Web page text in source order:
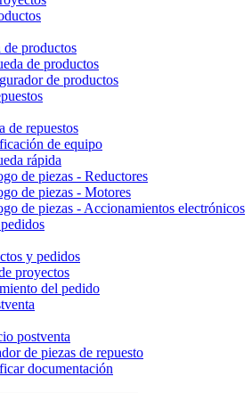
de productos
de productos
de productos
de repuestos
de equipo
rápida
de piezas - Reductores
de piezas - Motores
de piezas - Accionamientos electrónicos
y pedidos
proyectos
del pedido
postventa
de piezas de repuesto
documentación